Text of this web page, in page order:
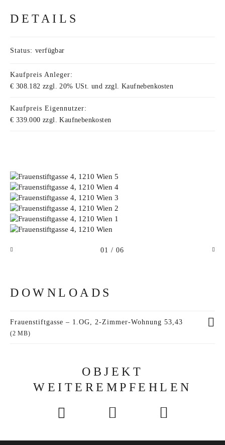
DETAILS
Status: verfügbar
Kaufpreis Anleger:
€ 308.182 zzgl. 20% USt. und zzgl. Kaufnebenkosten
Kaufpreis Eigennutzer:
€ 339.000 zzgl. Kaufnebenkosten
01 / 06
DOWNLOADS
Frauenstiftgasse – 1.OG, 2-Zimmer-Wohnung 53,43
(2 MB)
OBJEKT
WEITEREMPFEHLEN